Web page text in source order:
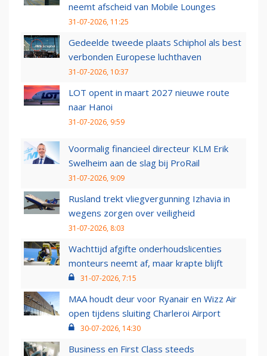
neemt afscheid van Mobile Lounges
31-07-2026, 11:25
Gedeelde tweede plaats Schiphol als best
verbonden Europese luchthaven
31-07-2026, 10:37
LOT opent in maart 2027 nieuwe route
naar Hanoi
31-07-2026, 9:59
Voormalig financieel directeur KLM Erik
Swelheim aan de slag bij ProRail
31-07-2026, 9:09
Rusland trekt vliegvergunning Izhavia in
wegens zorgen over veiligheid
31-07-2026, 8:03
Wachttijd afgifte onderhoudslicenties
monteurs neemt af, maar krapte blijft
31-07-2026, 7:15
MAA houdt deur voor Ryanair en Wizz Air
open tijdens sluiting Charleroi Airport
30-07-2026, 14:30
Business en First Class steeds